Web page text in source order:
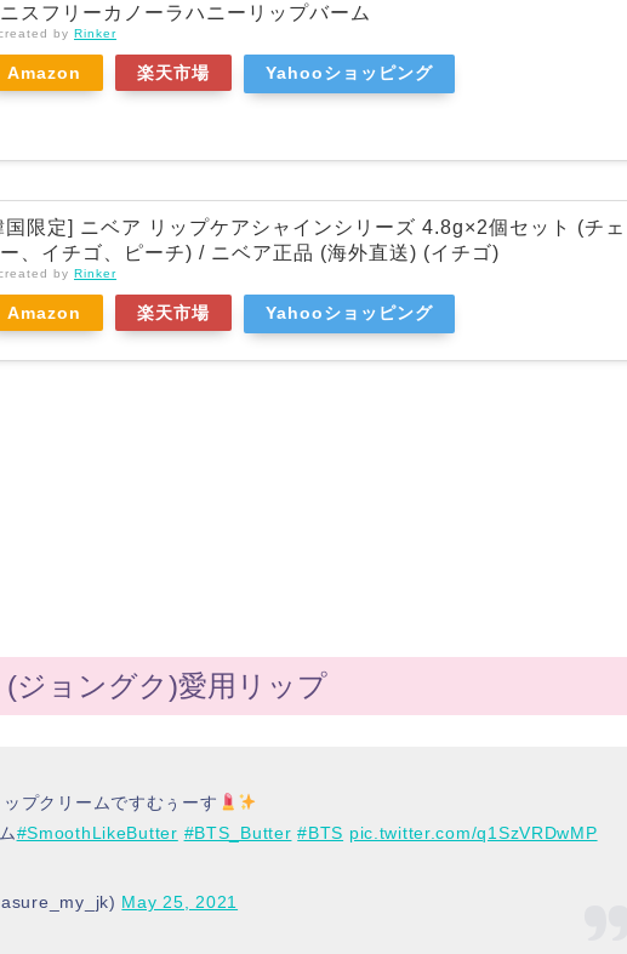
スフリーカノーラハニーリップバーム
by Rinker
Amazon 楽天市場 Yahooショッピング
国限定] ニベア リップケアシャインシリーズ 4.8g×2個セット (チェ
ー、イチゴ、ピーチ) / ニベア正品 (海外直送) (イチゴ)
by Rinker
Amazon 楽天市場 Yahooショッピング
ジョングク)愛用リップ
プクリームですむぅーす
#SmoothLikeButter #BTS_Butter #BTS pic.twitter.com/q1SzVRDwMP
May 25, 2021